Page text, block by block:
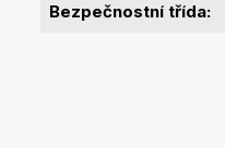
Bezpečnostní třída: